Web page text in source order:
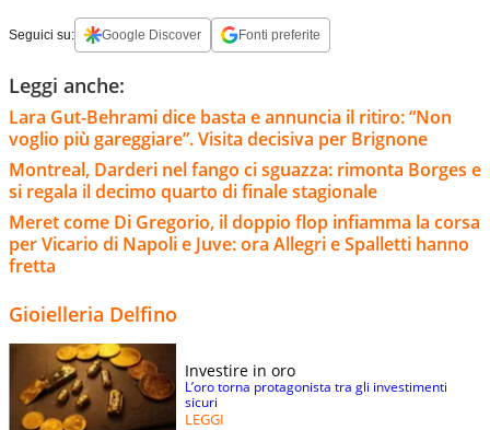
Seguici su: Google Discover Fonti preferite
Leggi anche:
Lara Gut-Behrami dice basta e annuncia il ritiro: “Non
voglio più gareggiare”. Visita decisiva per Brignone
Montreal, Darderi nel fango ci sguazza: rimonta Borges e
si regala il decimo quarto di finale stagionale
Meret come Di Gregorio, il doppio flop infiamma la corsa
per Vicario di Napoli e Juve: ora Allegri e Spalletti hanno
fretta
Gioielleria Delfino
Investire in oro
L’oro torna protagonista tra gli investimenti
sicuri
LEGGI